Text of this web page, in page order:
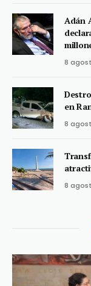
Adán
8
en
8
8